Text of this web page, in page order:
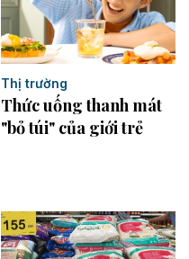
Thị trường
Thức uống thanh mát
"bỏ túi" của giới trẻ